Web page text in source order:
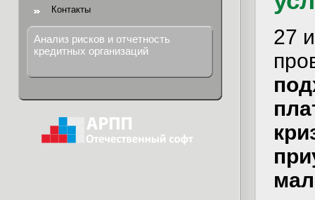
Контакты
Анализ рисков и отчетность
кредитных организаций
27